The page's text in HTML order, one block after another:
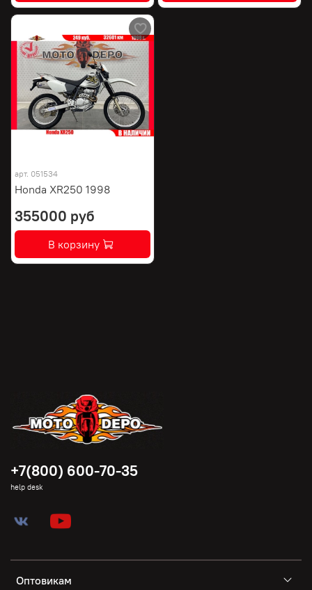
арт. 051534
Honda XR250 1998
355000 руб
В корзину
Оптовикам
+7(800) 600-70-35
help desk